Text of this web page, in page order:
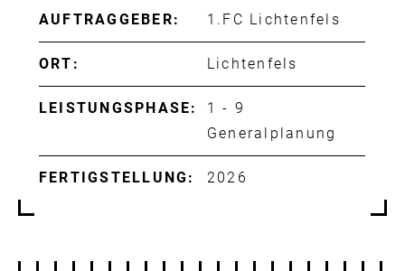
AUFTRAGGEBER: 1.FC Lichtenfels
ORT: Lichtenfels
LEISTUNGSPHASE:
1 - 9
Generalplanung
FERTIGSTELLUNG: 2026